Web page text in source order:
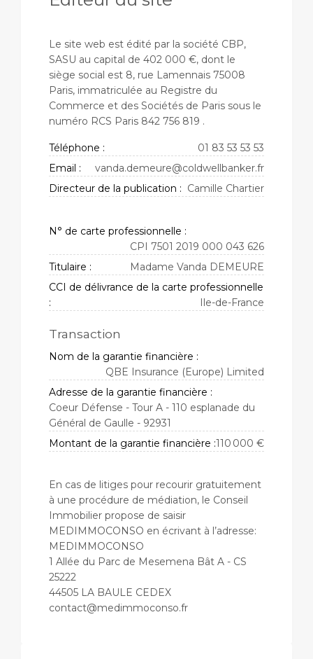
Le site web est édité par la société CBP,
SASU au capital de 402 000 €, dont le
siège social est 8, rue Lamennais 75008
Paris, immatriculée au Registre du
Commerce et des Sociétés de Paris sous le
numéro RCS Paris 842 756 819 .
Téléphone :
01 83 53 53 53
Email :
vanda.demeure@coldwellbanker.fr
Directeur de la publication : Camille Chartier
N° de carte professionnelle :
CPI 7501 2019 000 043 626
Titulaire :
Madame Vanda DEMEURE
CCI de délivrance de la carte professionnelle
:
Ile-de-France
Transaction
Nom de la garantie financière :
QBE Insurance (Europe) Limited
Adresse de la garantie financière :
Coeur Défense - Tour A - 110 esplanade du
Général de Gaulle - 92931
Montant de la garantie financière :110 000 €
En cas de litiges pour recourir gratuitement
à une procédure de médiation, le Conseil
Immobilier propose de saisir
MEDIMMOCONSO en écrivant à l’adresse:
MEDIMMOCONSO
1 Allée du Parc de Mesemena Bât A - CS
25222
44505 LA BAULE CEDEX
contact@medimmoconso.fr